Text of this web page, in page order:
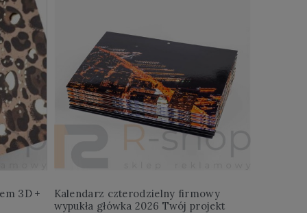
3D +
Kalendarz czterodzielny firmowy
wypukła główka 2026 Twój projekt